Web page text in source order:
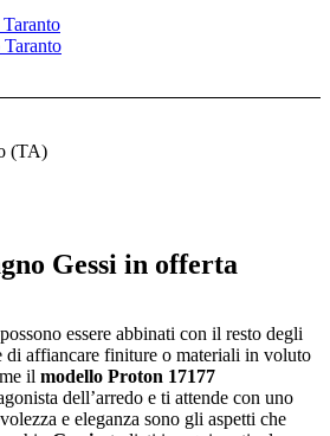
Taranto
(TA)
Gessi in offerta
essere abbinati con il resto degli
di affiancare finiture o materiali in voluto
il modello Proton 17177
dell’arredo e ti attende con uno
e eleganza sono gli aspetti che